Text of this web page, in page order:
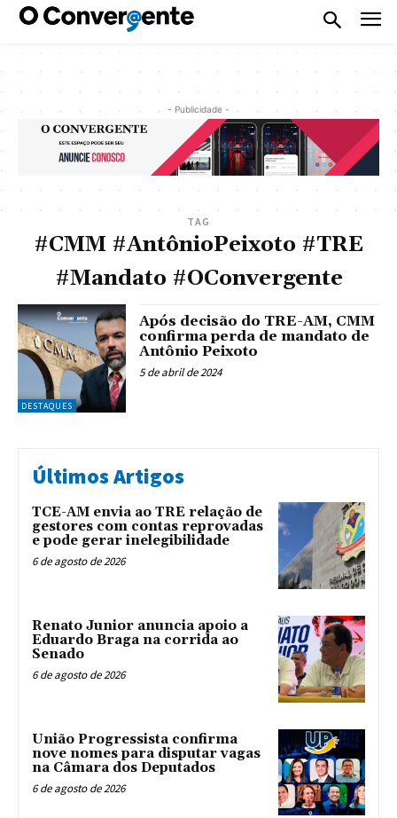
- Publicidade -
TAG
#CMM #AntônioPeixoto #TRE
#Mandato #OConvergente
DESTAQUES
Após decisão do TRE-AM, CMM
confirma perda de mandato de
Antônio Peixoto
5 de abril de 2024
Últimos Artigos
TCE-AM envia ao TRE relação de
gestores com contas reprovadas
e pode gerar inelegibilidade
6 de agosto de 2026
Renato Junior anuncia apoio a
Eduardo Braga na corrida ao
Senado
6 de agosto de 2026
União Progressista confirma
nove nomes para disputar vagas
na Câmara dos Deputados
6 de agosto de 2026